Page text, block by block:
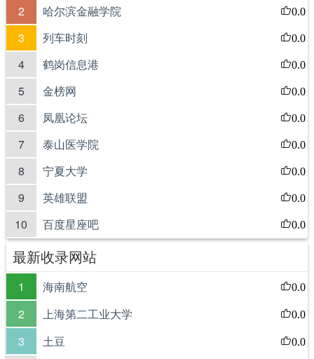
2 哈尔滨金融学院 0.0
3 列车时刻 0.0
4 鹤岗信息港 0.0
5 金榜网 0.0
6 凤凰论坛 0.0
7 泰山医学院 0.0
8 宁夏大学 0.0
9 英雄联盟 0.0
10 百度星座吧 0.0
最新收录网站
1 海南航空 0.0
2 上海第二工业大学 0.0
3 土豆 0.0